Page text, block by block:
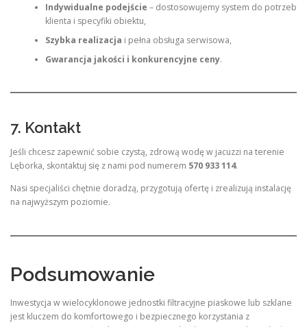
Indywidualne podejście – dostosowujemy system do potrzeb
klienta i specyfiki obiektu,
Szybka realizacja i pełna obsługa serwisowa,
Gwarancja jakości i konkurencyjne ceny.
7. Kontakt
Jeśli chcesz zapewnić sobie czystą, zdrową wodę w jacuzzi na terenie
Lęborka, skontaktuj się z nami pod numerem 570 933 114.
Nasi specjaliści chętnie doradzą, przygotują ofertę i zrealizują instalację
na najwyższym poziomie.
Podsumowanie
Inwestycja w wielocyklonowe jednostki filtracyjne piaskowe lub szklane
jest kluczem do komfortowego i bezpiecznego korzystania z